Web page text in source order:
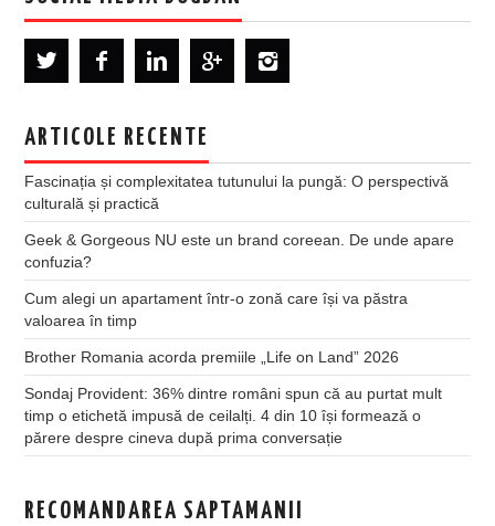
ARTICOLE RECENTE
Fascinația și complexitatea tutunului la pungă: O perspectivă
culturală și practică
Geek & Gorgeous NU este un brand coreean. De unde apare
confuzia?
Cum alegi un apartament într-o zonă care își va păstra
valoarea în timp
Brother Romania acorda premiile „Life on Land” 2026
Sondaj Provident: 36% dintre români spun că au purtat mult
timp o etichetă impusă de ceilalți. 4 din 10 își formează o
părere despre cineva după prima conversație
RECOMANDAREA SAPTAMANII